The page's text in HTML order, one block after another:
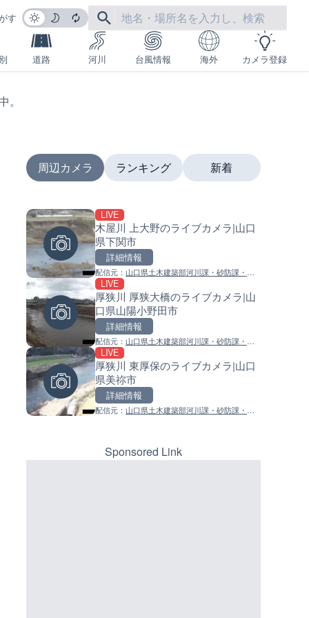
す
道路 河川 台風情報 海外 カメラ登録
周辺カメラ
LIVE
木屋川 上大野のライブカメラ|山口
県下関市
詳細情報
配信元： 山口県土木建築部河川課・砂防課・港
湾課LIVE
厚狭川 厚狭大橋のライブカメラ|山
口県山陽小野田市
詳細情報
配信元： 山口県土木建築部河川課・砂防課・港
湾課LIVE
厚狭川 東厚保のライブカメラ|山口
県美祢市
詳細情報
配信元： 山口県土木建築部河川課・砂防課・港
ランキング
沖永良部島海岸のライブカメ
配信元：和泊町
徳之島町亀津のライブカメラ|
島県徳之島町
配信元：Tokki Works
内海海水浴場のライブカメラ|
配信元：南知多町観光協会
ブカメラ|高知県香南市
詳細情報
新着
南出川水門付近のライブカメ
配信元：日高町役場
比井川水門付近から比井崎海
イブカメラ|和歌山県日高町
配信元：日高町役場
小浦川水門付近から小浦海水
配信元：日高町役場
歌山県日高町
詳細情報
Sponsored Link